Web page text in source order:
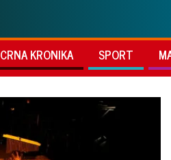
CRNA KRONIKA SPORT